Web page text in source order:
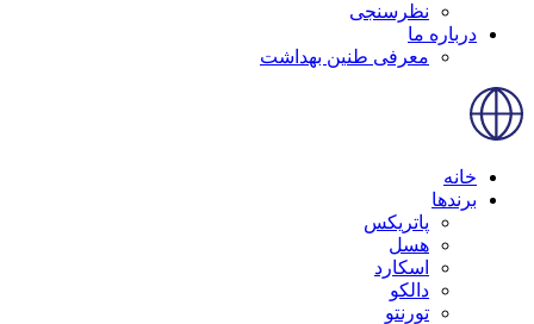
نظرسنجی
درباره ما
معرفی طنین بهداشت
خانه
برندها
پاتریکس
هسل
اسکارد
دالکو
تورنتو